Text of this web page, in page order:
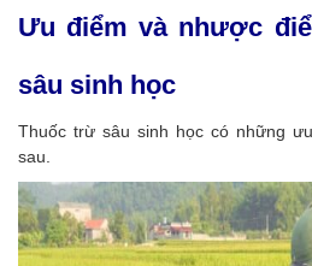
Ưu điểm và nhược
sâu sinh học
Thuốc trừ sâu sinh học có những
sau.